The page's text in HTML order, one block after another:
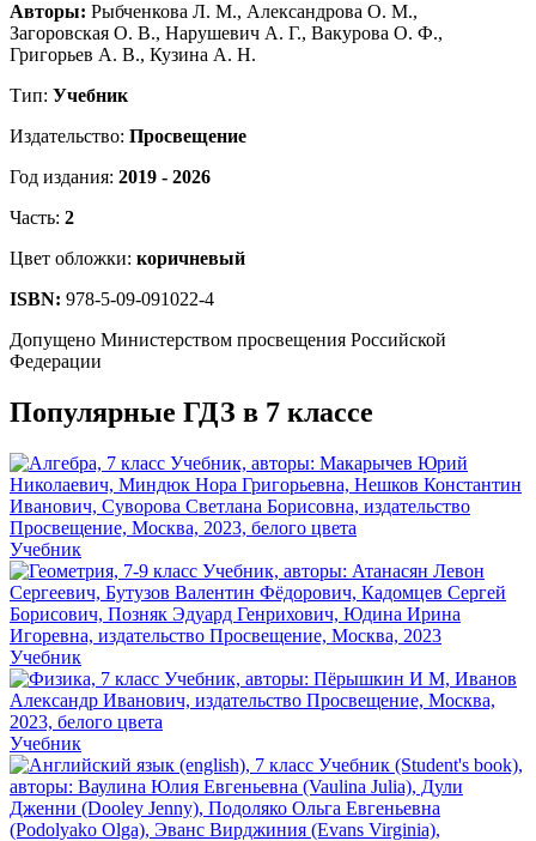
Авторы: Рыбченкова Л. М., Александрова О. М.,
Загоровская О. В., Нарушевич А. Г., Вакурова О. Ф.,
Григорьев А. В., Кузина А. Н.
Тип: Учебник
Издательство: Просвещение
Год издания: 2019 - 2026
Часть: 2
Цвет обложки: коричневый
ISBN: 978-5-09-091022-4
Допущено Министерством просвещения Российской
Федерации
Популярные ГДЗ в 7 классе
Учебник
Учебник
Учебник